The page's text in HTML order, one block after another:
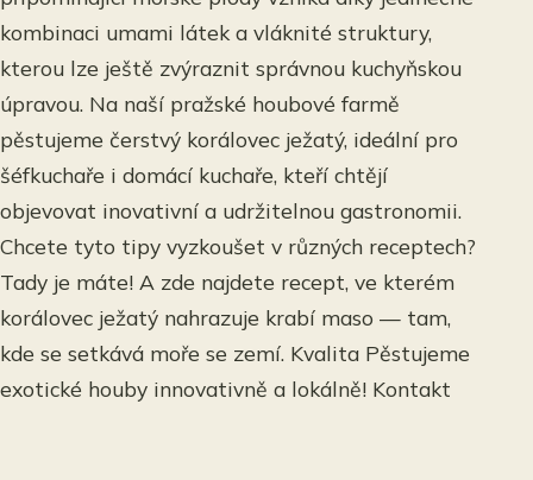
kombinaci umami látek a vláknité struktury,
kterou lze ještě zvýraznit správnou kuchyňskou
úpravou. Na naší pražské houbové farmě
pěstujeme čerstvý korálovec ježatý, ideální pro
šéfkuchaře i domácí kuchaře, kteří chtějí
objevovat inovativní a udržitelnou gastronomii.
Chcete tyto tipy vyzkoušet v různých receptech?
Tady je máte! A zde najdete recept, ve kterém
korálovec ježatý nahrazuje krabí maso — tam,
kde se setkává moře se zemí. Kvalita Pěstujeme
exotické houby innovativně a lokálně! Kontakt